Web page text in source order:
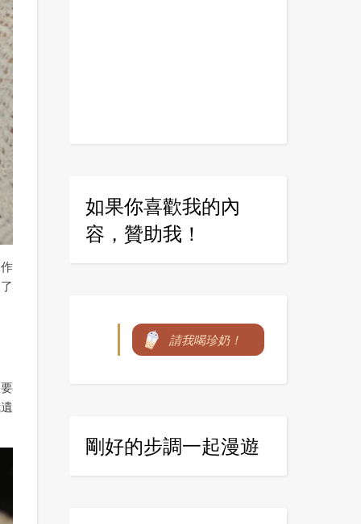
如果你喜歡我的內
容，贊助我！
請我喝珍奶！
剛好的步調一起漫遊